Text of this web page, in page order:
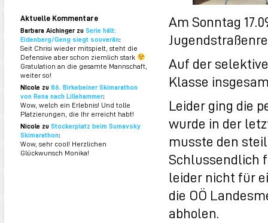
Aktuelle Kommentare
Barbara Aichinger zu Serie hält:
Eidenberg/Geng siegt souverän:
Seit Chrisi wieder mitspielt, steht die
Defensive aber schon ziemlich stark
Gratulation an die gesamte Mannschaft,
weiter so!
NIcole zu 86. Birkebeiner Skimarathon
von Rena nach Lillehammer:
Wow, welch ein Erlebnis! Und tolle
Platzierungen, die Ihr erreicht habt!
Nicole zu Stockerplatz beim Sumavsky
Skimarathon:
Wow, sehr cool! Herzlichen
Glückwunsch Monika!
Am Sonntag
Auf der
Klasse
Leider ging die
wurde in der
musste den
Schlussendlich
leider nicht für
die OÖ
abholen.